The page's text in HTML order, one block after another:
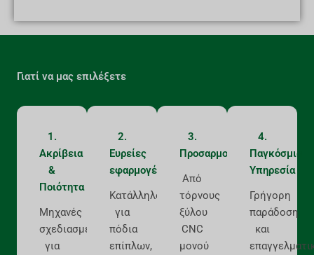
Γιατί να μας επιλέξετε
1.
Ακρίβεια
&
Ποιότητα
Μηχανές
σχεδιασμένες
για
2.
Ευρείες
εφαρμογές
Κατάλληλο
για
πόδια
επίπλων,
3.
Προσαρμογή
Από
τόρνους
ξύλου
CNC
μονού
4.
Παγκόσμια
Υπηρεσία
Γρήγορη
παράδοση
και